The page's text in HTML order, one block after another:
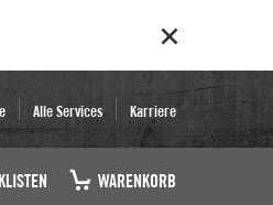
Alle Services Karriere
WARENKORB